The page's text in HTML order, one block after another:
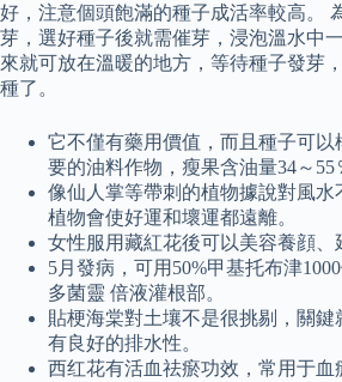
好，注意個頭飽滿的種子成活率較高。
芽，選好種子後就需催芽，浸泡溫水中
來就可放在溫暖的地方，等待種子發芽
種了。
它不僅有藥用價值，而且種子可以
要的油料作物，瘦果含油量34～55
像仙人掌等帶刺的植物據說對風水
植物會使好運和壞運都遠離。
女性服用藏紅花後可以美容養顔、
5月發病，可用50%甲基托布津
多菌靈 倍液灌根部。
貼梗海棠對土壤不是很挑剔，關鍵
有良好的排水性。
西红花有活血祛瘀功效，常用于血